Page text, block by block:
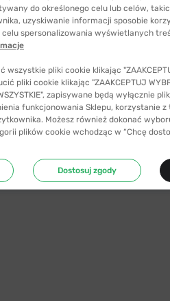
do określonego celu lub celów,
uzyskiwanie informacji sposobie
celu spersonalizowania wyświetlanych
wszystkie pliki cookie klikając
pliki cookie klikając "ZAAKCEPTUJ
zapisywane będą wyłącznie
funkcjonowania Sklepu, korzystanie z
Możesz również dokonać
plików cookie wchodząc w “Chcę
Dostosuj zgody